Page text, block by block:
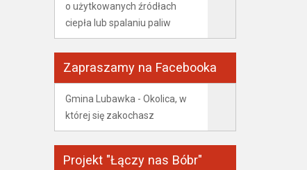
o użytkowanych źródłach
ciepła lub spalaniu paliw
Zapraszamy na Facebooka
Gmina Lubawka - Okolica, w
której się zakochasz
Projekt "Łączy nas Bóbr"